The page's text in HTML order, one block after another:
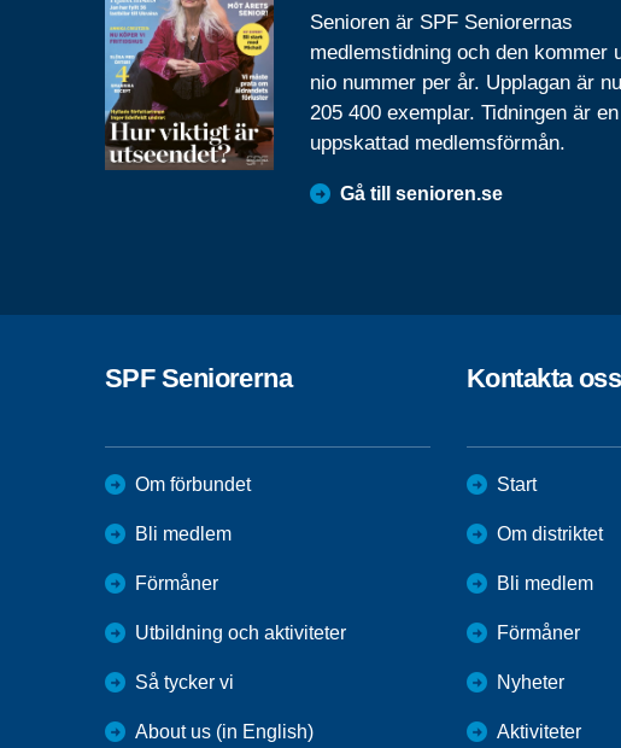
Senioren är SPF Seniorernas
medlemstidning och den kommer
nio nummer per år. Upplagan är
205 400 exemplar. Tidningen är en
uppskattad medlemsförmån.
Gå till senioren.se
SPF Seniorerna
Om förbundet
Bli medlem
Förmåner
Utbildning och aktiviteter
Så tycker vi
About us (in English)
Kontakta oss
Start
Om distriktet
Bli medlem
Förmåner
Nyheter
Aktiviteter